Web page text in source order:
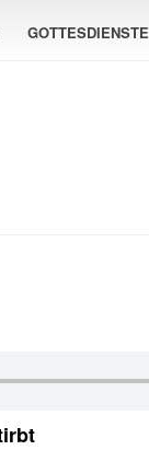
GOTTESDIENSTE